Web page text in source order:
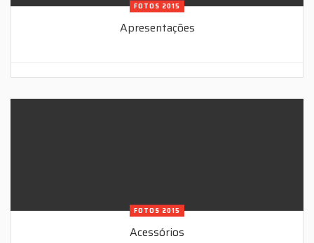
FOTOS 2015
Apresentações
FOTOS 2015
Acessórios